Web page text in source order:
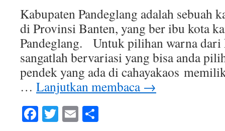
Kabupaten Pandeglang adalah sebuah
di Provinsi Banten, yang ber ibu kota
Pandeglang. Untuk pilihan warna dari
sangatlah bervariasi yang bisa anda
pendek yang ada di cahayakaos
… Lanjutkan membaca →
Facebook
Twitter
Email